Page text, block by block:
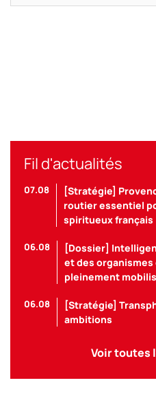
Fil d'actualités
07.08
[Stratégie]
routier essentiel
spiritueux français
06.08
[Dossier]
et des organismes
pleinement
06.08
[Stratégie]
ambitions
Voir toutes